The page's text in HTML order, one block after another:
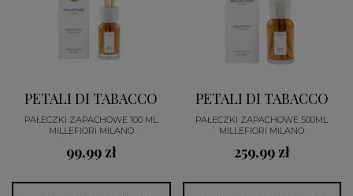
PETALI DI TABACCO
PAŁECZKI ZAPACHOWE 100 ML
MILLEFIORI MILANO
99,99 zł
PETALI DI TABACCO
PAŁECZKI ZAPACHOWE 500ML
MILLEFIORI MILANO
259,99 zł